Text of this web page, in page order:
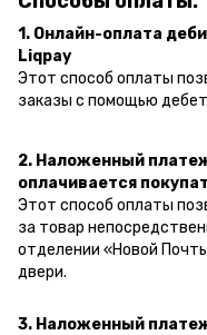
1. Онлайн-оплата
Liqpay
Этот способ оплаты
заказы с помощью
2. Наложенный
оплачивается
Этот способ оплаты
за товар
отделении «Новой
двери.
3. Наложенный